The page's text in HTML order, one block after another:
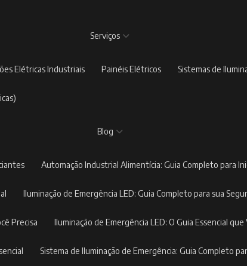
Serviços
Elétricas Industriais Painéis Elétricos Sistemas de
Blog
Automação Industrial Alimentícia: Guia Completo para
Iluminação de Emergência LED: Guia Completo para sua
Precisa Iluminação de Emergência LED: O Guia Essencial que
Sistema de Iluminação de Emergência: Guia Completo